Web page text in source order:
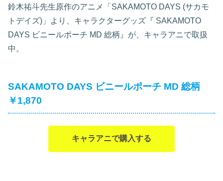
鈴木祐斗先生原作のアニメ「SAKAMOTO DAYS (サカモ
トデイズ)」より、キャラクターグッズ『 SAKAMOTO
DAYS ビニールポーチ MD 総柄』が、キャラアニで取扱
中。
SAKAMOTO DAYS ビニールポーチ MD 総柄
￥1,870
キャラアニで購入する